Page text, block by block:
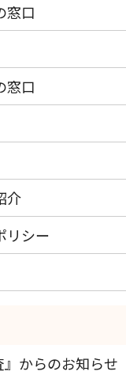
窓口
窓口
介
リシー
』からのお知らせ